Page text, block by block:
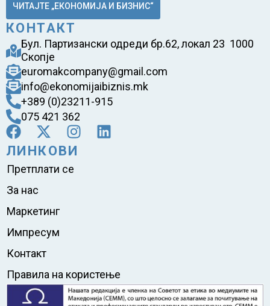
ЧИТАЈТЕ „ЕКОНОМИЈА И БИЗНИС“
КОНТАКТ
Бул. Партизански одреди бр.62, локал 23 1000
Скопје
euromakcompany@gmail.com
info@ekonomijaibiznis.mk
+389 (0)23211-915
075 421 362
ЛИНКОВИ
Претплати се
За нас
Маркетинг
Импресум
Контакт
Правила на користење